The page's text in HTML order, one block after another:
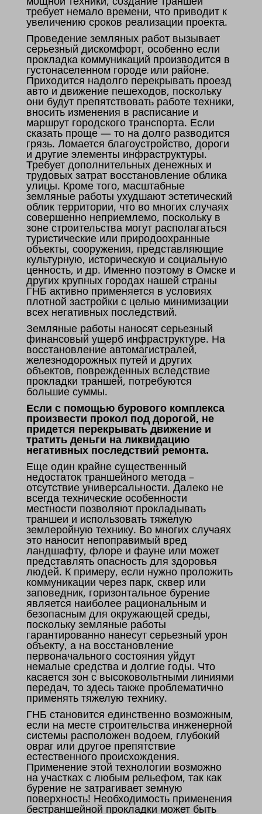
требует немало времени, что приводит к
увеличению сроков реализации проекта.
Проведение земляных работ вызывает
серьезный дискомфорт, особенно если
прокладка коммуникаций производится в
густонаселенном городе или районе.
Приходится надолго перекрывать проезд
авто и движение пешеходов, поскольку
они будут препятствовать работе техники,
вносить изменения в расписание и
маршрут городского транспорта. Если
сказать проще — то на долго разводится
грязь. Ломается благоустройство, дороги
и другие элементы инфраструктуры.
Требует дополнительных денежных и
трудовых затрат восстановление облика
улицы. Кроме того, масштабные
земляные работы ухудшают эстетический
облик территории, что во многих случаях
совершенно неприемлемо, поскольку в
зоне строительства могут располагаться
туристические или природоохранные
объекты, сооружения, представляющие
культурную, историческую и социальную
ценность, и др. Именно поэтому в Омске и
других крупных городах нашей страны
ГНБ активно применяется в условиях
плотной застройки с целью минимизации
всех негативных последствий.
Земляные работы наносят серьезный
финансовый ущерб инфраструктуре. На
восстановление автомагистралей,
железнодорожных путей и других
объектов, поврежденных вследствие
прокладки траншей, потребуются
большие суммы.
Если с помощью бурового комплекса
произвести прокол под дорогой, не
придется перекрывать движение и
тратить деньги на ликвидацию
негативных последствий ремонта.
Еще один крайне существенный
недостаток траншейного метода –
отсутствие универсальности. Далеко не
всегда технические особенности
местности позволяют прокладывать
траншеи и использовать тяжелую
землеройную технику. Во многих случаях
это наносит непоправимый вред
ландшафту, флоре и фауне или может
представлять опасность для здоровья
людей. К примеру, если нужно проложить
коммуникации через парк, сквер или
заповедник, горизонтальное бурение
является наиболее рациональным и
безопасным для окружающей среды,
поскольку земляные работы
гарантированно нанесут серьезный урон
объекту, а на восстановление
первоначального состояния уйдут
немалые средства и долгие годы. Что
касается зон с высоковольтными линиями
передач, то здесь также проблематично
применять тяжелую технику.
ГНБ становится единственно возможным,
если на месте строительства инженерной
системы расположен водоем, глубокий
овраг или другое препятствие
естественного происхождения.
Применение этой технологии возможно
на участках с любым рельефом, так как
бурение не затрагивает земную
поверхность! Необходимость применения
бестраншейной прокладки может быть